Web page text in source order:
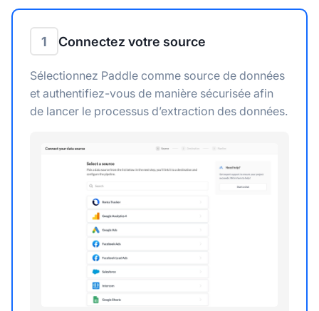
1 Connectez votre source
Sélectionnez Paddle comme source de données
et authentifiez-vous de manière sécurisée afin
de lancer le processus d’extraction des données.